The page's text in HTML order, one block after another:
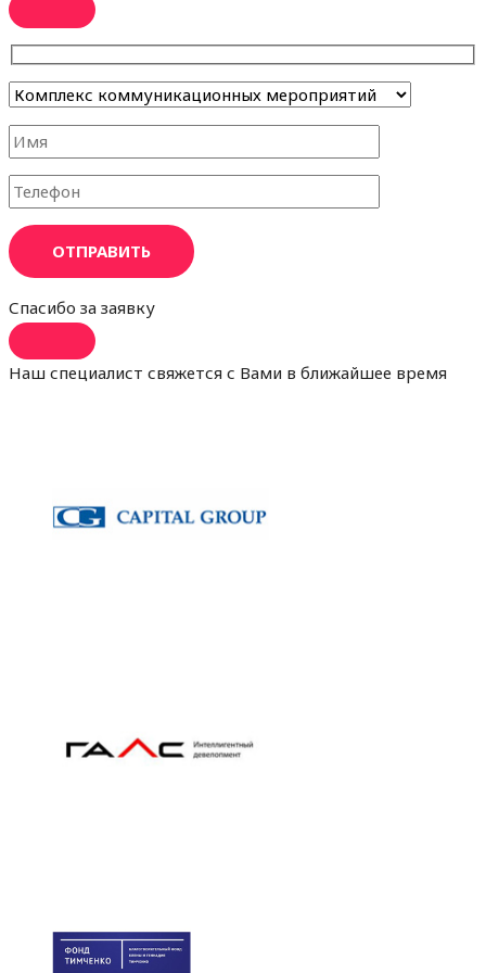
ОТПРАВИТЬ
Спасибо за заявку
Наш специалист свяжется с Вами в ближайшее время